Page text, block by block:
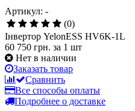
Артикул: -
(0)
Інвертор YelonESS HV6K-1L
60 750 грн. за 1 шт
Нет в наличии
Заказать товар
Сравнить
Все способы оплаты
Подробнее о доставке